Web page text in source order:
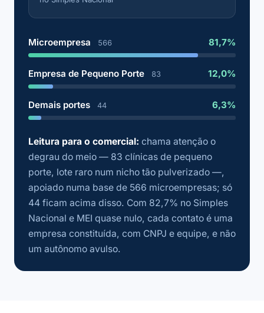
Microempresa 566 81,7%
Empresa de Pequeno Porte 83 12,0%
Demais portes 44 6,3%
Leitura para o comercial: chama atenção o
degrau do meio — 83 clínicas de pequeno
porte, lote raro num nicho tão pulverizado —,
apoiado numa base de 566 microempresas; só
44 ficam acima disso. Com 82,7% no Simples
Nacional e MEI quase nulo, cada contato é uma
empresa constituída, com CNPJ e equipe, e não
um autônomo avulso.